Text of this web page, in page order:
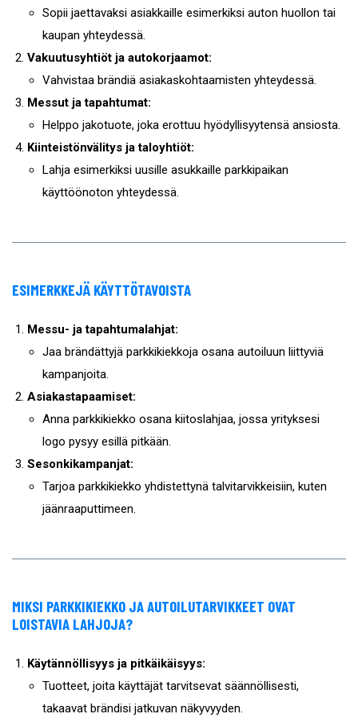
Sopii jaettavaksi asiakkaille esimerkiksi auton huollon tai
kaupan yhteydessä.
Vakuutusyhtiöt ja autokorjaamot:
Vahvistaa brändiä asiakaskohtaamisten yhteydessä.
Messut ja tapahtumat:
Helppo jakotuote, joka erottuu hyödyllisyytensä ansiosta.
Kiinteistönvälitys ja taloyhtiöt:
Lahja esimerkiksi uusille asukkaille parkkipaikan
käyttöönoton yhteydessä.
ESIMERKKEJÄ KÄYTTÖTAVOISTA
Messu- ja tapahtumalahjat:
Jaa brändättyjä parkkikiekkoja osana autoiluun liittyviä
kampanjoita.
Asiakastapaamiset:
Anna parkkikiekko osana kiitoslahjaa, jossa yrityksesi
logo pysyy esillä pitkään.
Sesonkikampanjat:
Tarjoa parkkikiekko yhdistettynä talvitarvikkeisiin, kuten
jäänraaputtimeen.
MIKSI PARKKIKIEKKO JA AUTOILUTARVIKKEET OVAT
LOISTAVIA LAHJOJA?
Käytännöllisyys ja pitkäikäisyys:
Tuotteet, joita käyttäjät tarvitsevat säännöllisesti,
takaavat brändisi jatkuvan näkyvyyden.